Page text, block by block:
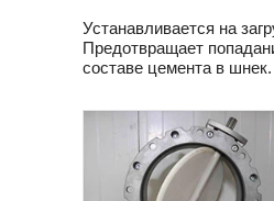
Устанавливается на
Предотвращает
составе цемента в шнек.